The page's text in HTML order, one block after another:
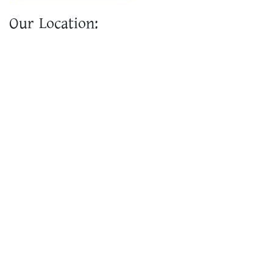
Our Location: